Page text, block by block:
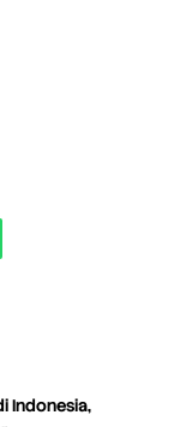
Indonesia,